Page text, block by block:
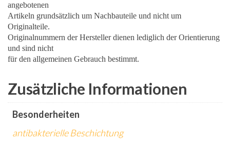
angebotenen
Artikeln grundsätzlich um Nachbauteile und nicht um
Originalteile.
Originalnummern der Hersteller dienen lediglich der Orientierung
und sind nicht
für den allgemeinen Gebrauch bestimmt.
Zusätzliche Informationen
Besonderheiten
antibakterielle Beschichtung